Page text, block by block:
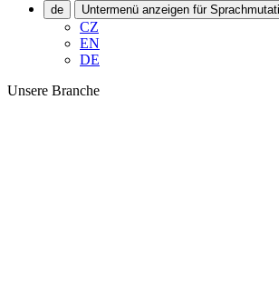
de Untermenü anzeigen für
CZ
EN
DE
Unsere Branche